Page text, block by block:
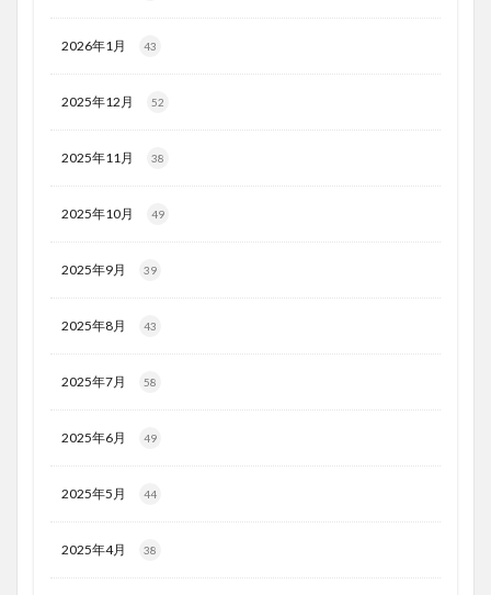
2026年1月 43
2025年12月 52
2025年11月 38
2025年10月 49
2025年9月 39
2025年8月 43
2025年7月 58
2025年6月 49
2025年5月 44
2025年4月 38